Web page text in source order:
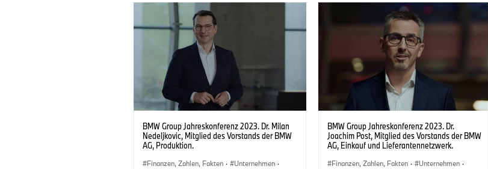
BMW Group Jahreskonferenz 2023. Dr. Milan
Nedeljkovic, Mitglied des Vorstands der BMW
AG, Produktion.
Finanzen, Zahlen, Fakten · Unternehmen ·
BMW Group Jahreskonferenz 2023. Dr.
Joachim Post, Mitglied des Vorstands der BMW
AG, Einkauf und Lieferantennetzwerk.
Finanzen, Zahlen, Fakten · Unternehmen ·